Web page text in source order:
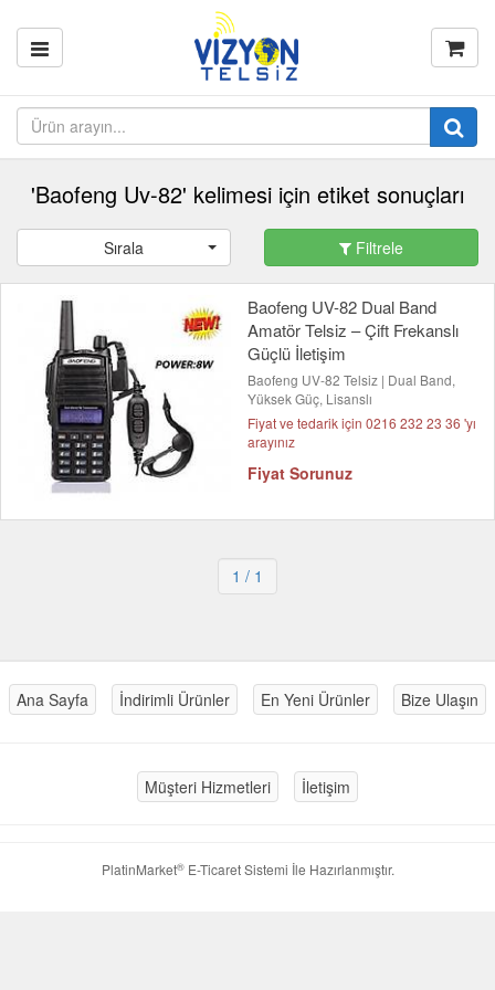
'Baofeng Uv-82' kelimesi için etiket sonuçları
Sırala Filtrele
Baofeng UV-82 Dual Band
Amatör Telsiz – Çift Frekanslı
Güçlü İletişim
Baofeng UV-82 Telsiz | Dual Band,
Yüksek Güç, Lisanslı
Fiyat ve tedarik için 0216 232 23 36 'yı
arayınız
Fiyat Sorunuz
1 / 1
Ana Sayfa İndirimli Ürünler En Yeni Ürünler Bize Ulaşın
Müşteri Hizmetleri İletişim
PlatinMarket®E-Ticaret Sistemi İle Hazırlanmıştır.